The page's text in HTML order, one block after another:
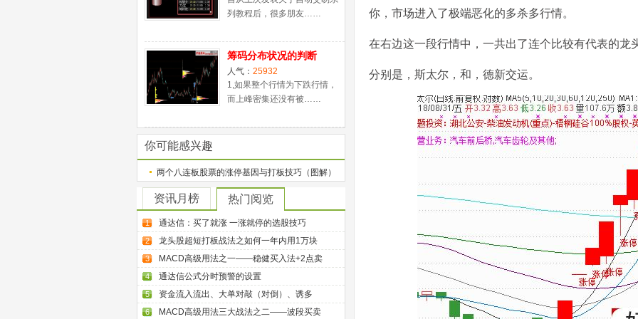
列教程后，很多朋友……
筹码分布状况的判断
人气： 25932
1,如果整个行情为下跌行情，
而上峰密集还没有被……
你可能感兴趣
两个八连板股票的涨停基因与打板技巧（图解）
资讯月榜 热门阅览
1 通达信：买了就涨 一涨就停的选股技巧
2 龙头股超短打板战法之如何一年内用1万块
3 MACD高级用法之一——稳健买入法+2点卖
4 通达信公式分时预警的设置
5 资金流入流出、大单对敲（对倒）、诱多
6 MACD高级用法三大战法之二——波段买卖
你，市场进入了极端恶化的多杀多行情。
在右边这一段行情中，一共出了连个比较有代表的龙
分别是，斯太尔，和，德新交运。